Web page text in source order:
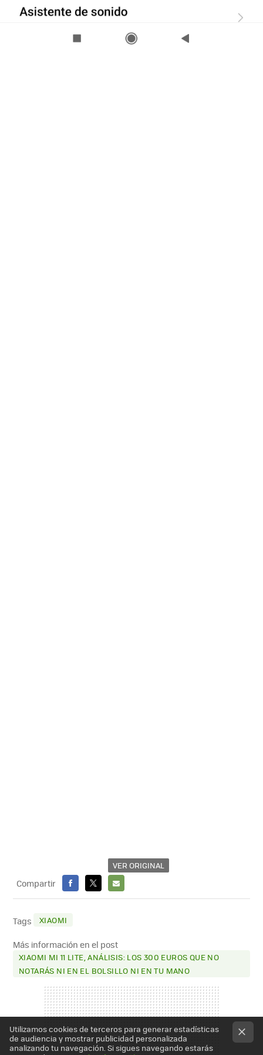
VER ORIGINAL
Compartir
FACEBOOK
X
E-
Tags XIAOMI
Más información en el post
XIAOMI MI 11 LITE, ANÁLISIS: LOS 300 EUROS QUE NO
NOTARÁS NI EN EL BOLSILLO NI EN TU MANO
Utilizamos cookies de terceros para generar estadísticas
de audiencia y mostrar publicidad personalizada
analizando tu navegación. Si sigues navegando estarás